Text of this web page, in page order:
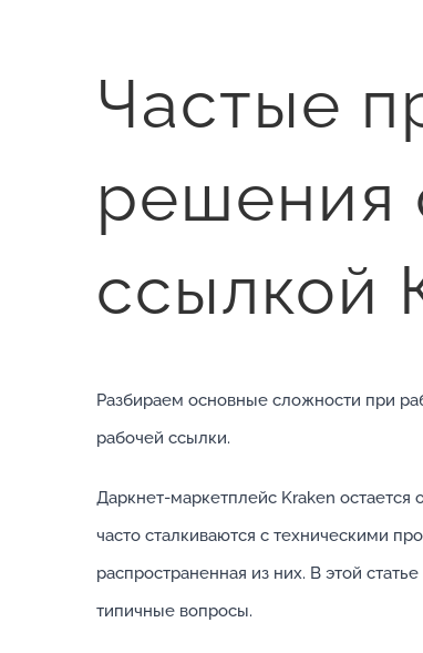
Частые
решения
ссылкой
Разбираем основные сложности при
рабочей ссылки.
Даркнет-маркетплейс Kraken остается
часто сталкиваются с техническими
распространенная из них. В этой
типичные вопросы.